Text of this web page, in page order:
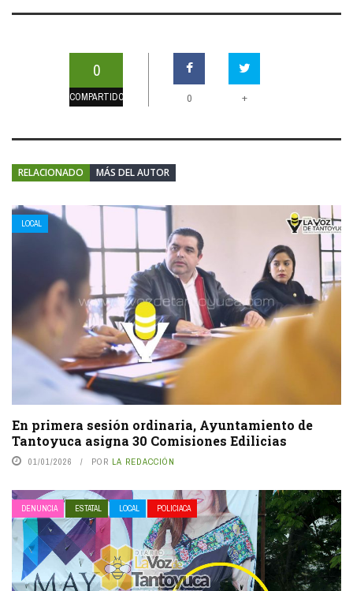
0
COMPARTIDOS 0 +
RELACIONADO MÁS DEL AUTOR
LOCAL
En primera sesión ordinaria, Ayuntamiento de
Tantoyuca asigna 30 Comisiones Edilicias
01/01/2026 POR LA REDACCIÓN
DENUNCIA ESTATAL LOCAL POLICIACA